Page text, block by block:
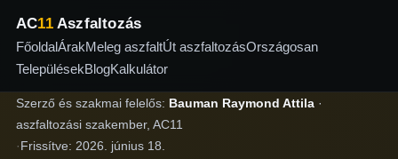
AC11Aszfaltozás
FőoldalÁrakMeleg aszfaltÚt aszfaltozásOrszágosan
TelepülésekBlogKalkulátor
Szerző és szakmai felelős: Bauman Raymond Attila·
aszfaltozási szakember, AC11
·Frissítve: 2026. június 18.